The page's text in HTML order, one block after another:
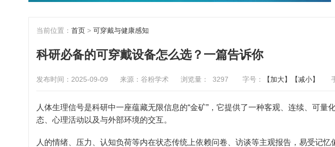
当前位置： 首页 > 可穿戴与健康感知
科研必备的可穿戴设备怎么选？一篇告诉你
发布时间：2025-09-09 来源：谷粉学术 浏览量： 3297 字号： 【加大】 【减小】
人体生理信号是科研中一座蕴藏无限信息的“金矿”，它提供了一种客观、连续、可量
态、心理活动以及与外部环境的交互。
人的情绪、压力、认知负荷等内在状态传统上依赖问卷、访谈等主观报告，易受记忆